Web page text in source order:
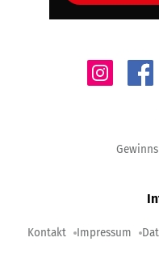
Kontakt Impressum